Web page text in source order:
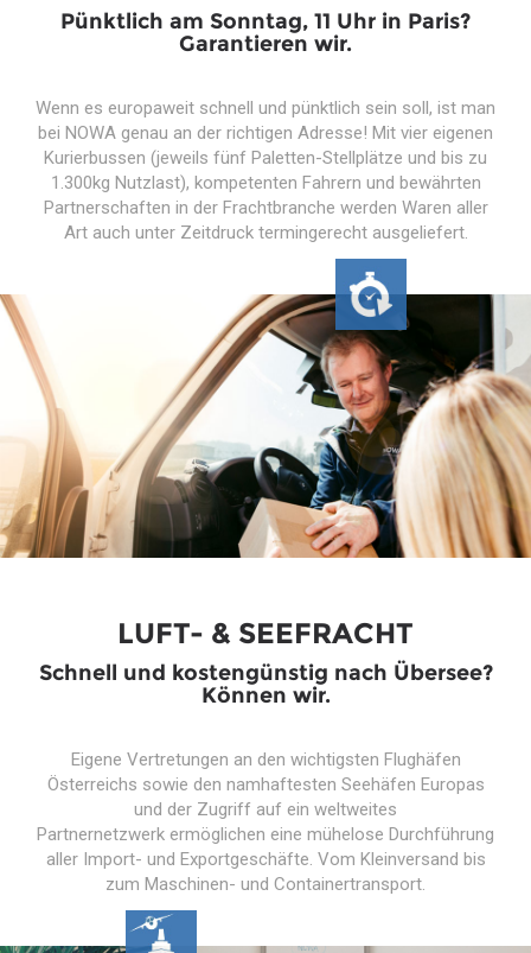
Pünktlich am Sonntag, 11 Uhr in Paris?
Garantieren wir.
Wenn es europaweit schnell und pünktlich sein soll, ist man
bei NOWA genau an der richtigen Adresse! Mit vier eigenen
Kurierbussen (jeweils fünf Paletten-Stellplätze und bis zu
1.300kg Nutzlast), kompetenten Fahrern und bewährten
Partnerschaften in der Frachtbranche werden Waren aller
Art auch unter Zeitdruck termingerecht ausgeliefert.
LUFT- & SEEFRACHT
Schnell und kostengünstig nach Übersee?
Können wir.
Eigene Vertretungen an den wichtigsten Flughäfen
Österreichs sowie den namhaftesten Seehäfen Europas
und der Zugriff auf ein weltweites
Partnernetzwerk ermöglichen eine mühelose Durchführung
aller Import- und Exportgeschäfte. Vom Kleinversand bis
zum Maschinen- und Containertransport.